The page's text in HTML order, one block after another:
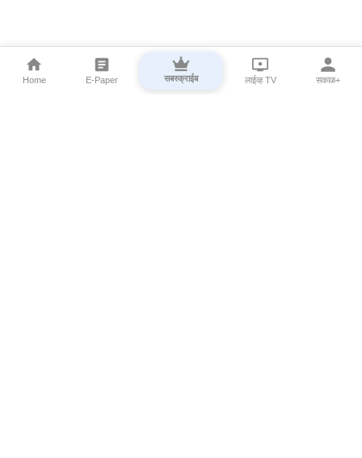
Home E-Paper सबस्क्राईब लाईव्ह TV सकाळ+